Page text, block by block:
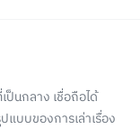
ป็นกลาง เชื่อถือได้
แบบของการเล่าเรื่อง